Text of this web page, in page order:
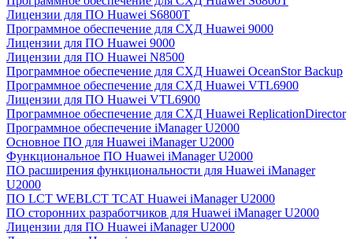
Лицензии для ПО Huawei S6800T
Программное обеспечение для СХД Huawei 9000
Лицензии для ПО Huawei 9000
Лицензии для ПО Huawei N8500
Программное обеспечение для СХД Huawei OceanStor Backup
Программное обеспечение для СХД Huawei VTL6900
Лицензии для ПО Huawei VTL6900
Программное обеспечение для СХД Huawei ReplicationDirector
Программное обеспечение iManager U2000
Основное ПО для Huawei iManager U2000
Функциональное ПО Huawei iManager U2000
ПО расширения функциональности для Huawei iManager
U2000
ПО LCT WEBLCT TCAT Huawei iManager U2000
ПО сторонних разработчиков для Huawei iManager U2000
Лицензии для ПО Huawei iManager U2000